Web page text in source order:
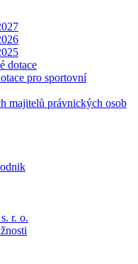
dotace
pro sportovní
majitelů právnických osob
r. o.